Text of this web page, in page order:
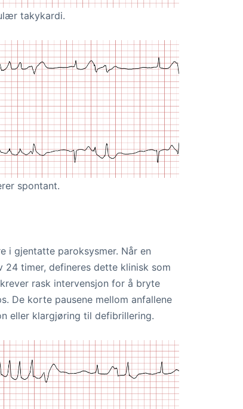
takykardi.
spontant.
i gjentatte paroksysmer. Når en
timer, defineres dette klinisk som
rask intervensjon for å bryte
De korte pausene mellom anfallene
eller klargjøring til defibrillering.